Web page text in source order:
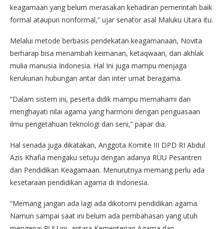
keagamaan yang belum merasakan kehadiran pemerintah baik
formal ataupun nonformal,” ujar senator asal Maluku Utara itu.
Melalui metode berbasis pendekatan keagamanaan, Novita
berharap bisa menambah keimanan, ketaqwaan, dan akhlak
mulia manusia Indonesia. Hal Ini juga mampu menjaga
kerukunan hubungan antar dan inter umat beragama.
“Dalam sistem ini, peserta didik mampu memahami dan
menghayati nilai agama yang harmoni dengan penguasaan
ilmu pengetahuan teknologi dan seni,” papar dia.
Hal senada juga dikatakan, Anggota Komite III DPD RI Abdul
Azis Khafia mengaku setuju dengan adanya RUU Pesantren
dan Pendidikan Keagamaan. Menurutnya memang perlu ada
kesetaraan pendidikan agama di Indonesia.
“Memang jangan ada lagi ada dikotomi pendidikan agama.
Namun sampai saat ini belum ada pembahasan yang utuh